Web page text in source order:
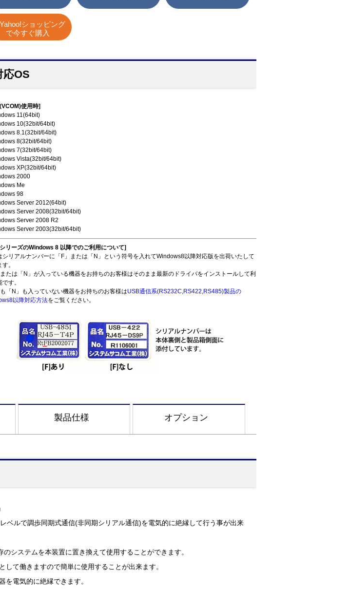
Yahoo!ショッピング
で今すぐ購入
応OS
使用時]
11(64bit)
10(32bit/64bit)
8.1(32bit/64bit)
8(32bit/64bit)
7(32bit/64bit)
Vista(32bit/64bit)
XP(32bit/64bit)
2000
Me
98
Server 2012(64bit)
Server 2008(32bit/64bit)
Server 2008 R2
Server 2003(32bit/64bit)
リーズのWindows 8 以降でのご利用について]
シリアルナンバーに「F」または「N」という符号を入れてWindows8以降対応版を出荷いたして
。
または「N」が入っている機器をお持ちのお客様はそのまま最新のドライバをインストールして利
す。
も「N」も入っていない機器をお持ちのお客様はUSB通信系(RS232C,RS422,RS485)製品の
以降対応方法をご覧ください。
製品仕様 オプション
ベルで調歩同期式通信(非同期シリアル通信)を電気的に絶縁して行う事が出来
システムを本装置に置き換えて使用することができます。
して働きますので簡単に使用することが出来ます。
を電気的に絶縁できます。